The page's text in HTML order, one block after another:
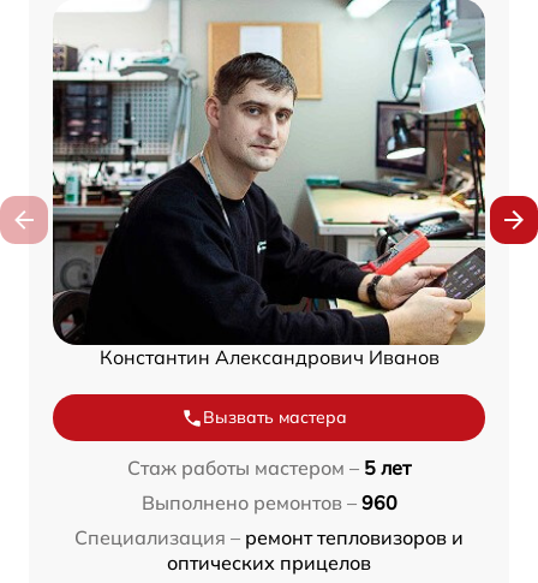
Константин Александрович Иванов
Вызвать мастера
Стаж работы мастером – 5 лет
Выполнено ремонтов – 960
Специализация – ремонт тепловизоров и
оптических прицелов